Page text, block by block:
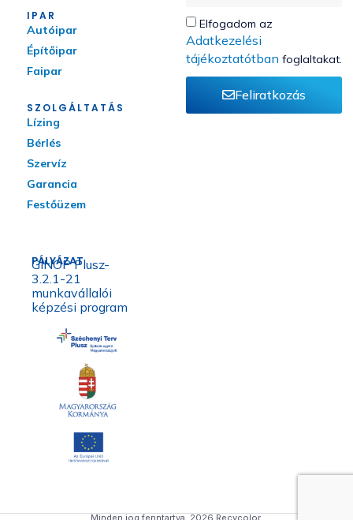
IPAR
Autóipar
Építőipar
Faipar
SZOLGÁLTATÁS
Lízing
Bérlés
Szervíz
Garancia
Festőüzem
PÁLYÁZAT
GINOP Plusz-
3.2.1-21
munkavállalói
képzési program
Elfogadom az
Adatkezelési
tájékoztatótban foglaltakat.
Feliratkozás
Minden jog fenntartva, 2026 Recycolor.